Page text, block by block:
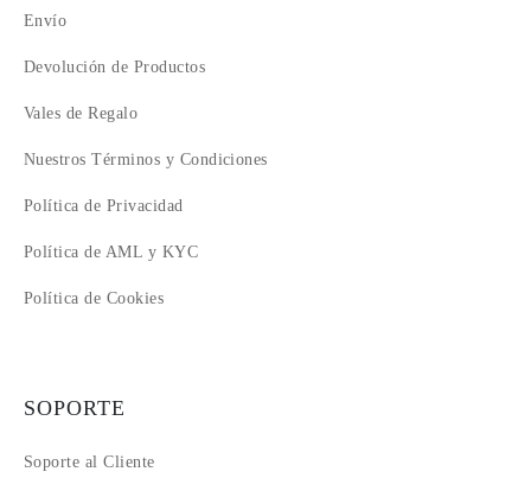
Envío
Devolución de Productos
Vales de Regalo
Nuestros Términos y Condiciones
Política de Privacidad
Política de AML y KYC
Política de Cookies
SOPORTE
Soporte al Cliente